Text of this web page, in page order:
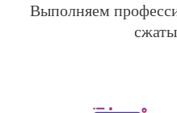
Выполняем